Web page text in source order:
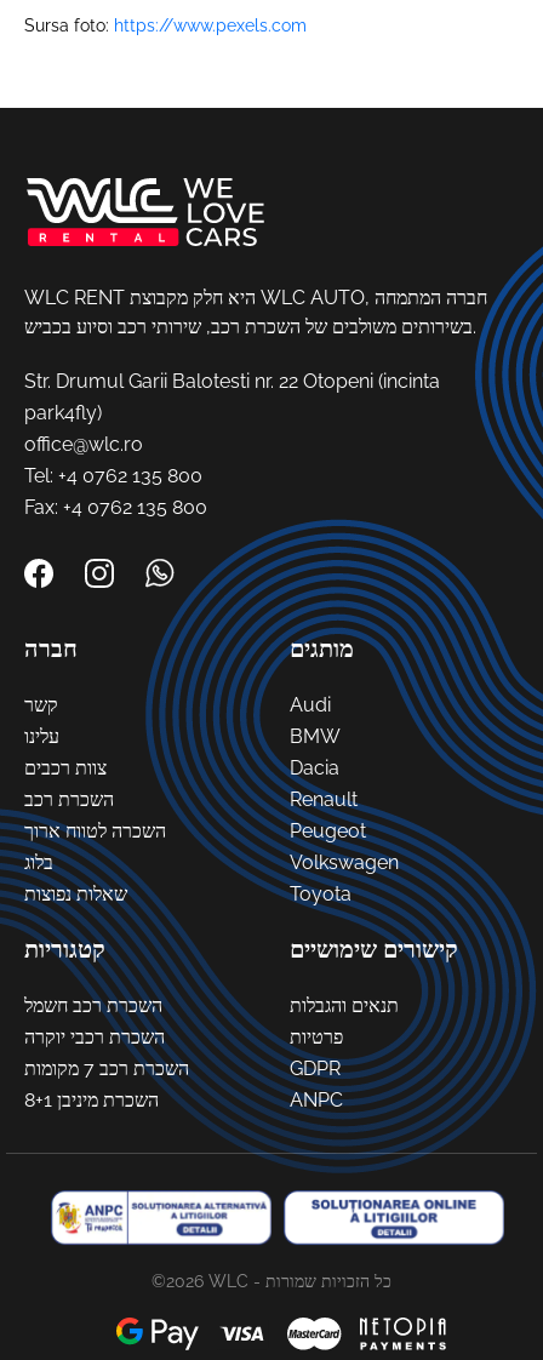
Sursa foto: https://www.pexels.com
WLC RENT היא חלק מקבוצת WLC AUTO, חברה המתמחה
בשירותים משולבים של השכרת רכב, שירותי רכב וסיוע בכביש.
Str. Drumul Garii Balotesti nr. 22 Otopeni (incinta
park4fly)
office@wlc.ro
Tel: +4 0762 135 800
Fax: +4 0762 135 800
חברה
קשר
עלינו
צוות רכבים
השכרת רכב
השכרה לטווח ארוך
בלוג
שאלות נפוצות
מותגים
Audi
BMW
Dacia
Renault
Peugeot
Volkswagen
Toyota
קטגוריות
השכרת רכב חשמל
השכרת רכבי יוקרה
השכרת רכב 7 מקומות
השכרת מיניבן 8+1
קישורים שימושיים
תנאים והגבלות
פרטיות
GDPR
ANPC
©2026 WLC - כל הזכויות שמורות